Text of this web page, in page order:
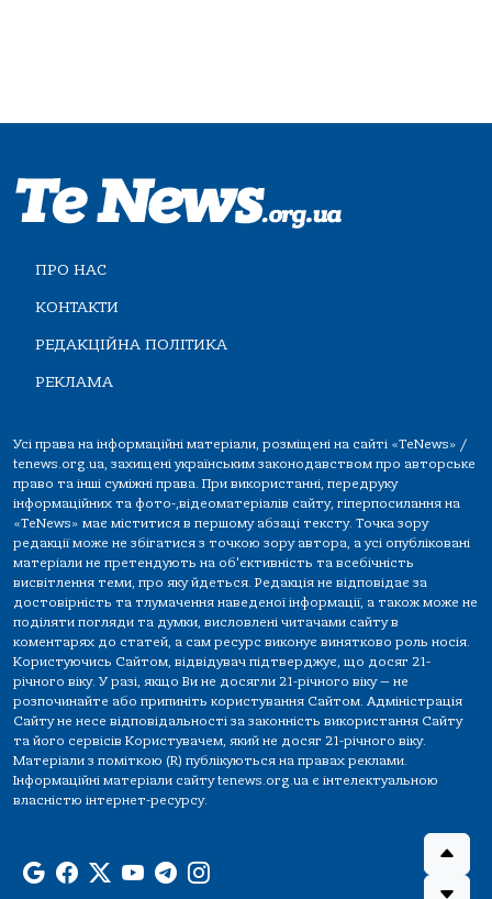
ПРО НАС
КОНТАКТИ
РЕДАКЦІЙНА ПОЛІТИКА
РЕКЛАМА
Усі права на інформаційні матеріали, розміщені на сайті «TeNews» /
tenews.org.ua, захищені українським законодавством про авторське
право та інші суміжні права. При використанні, передруку
інформаційних та фото-,відеоматеріалів сайту, гіперпосилання на
«TeNews» має міститися в першому абзаці тексту. Точка зору
редакції може не збігатися з точкою зору автора, а усі опубліковані
матеріали не претендують на об'єктивність та всебічність
висвітлення теми, про яку йдеться. Редакція не відповідає за
достовірність та тлумачення наведеної інформації, а також може не
поділяти погляди та думки, висловлені читачами сайту в
коментарях до статей, а сам ресурс виконує винятково роль носія.
Користуючись Сайтом, відвідувач підтверджує, що досяг 21-
річного віку. У разі, якщо Ви не досягли 21-річного віку — не
розпочинайте або припиніть користування Сайтом. Адміністрація
Сайту не несе відповідальності за законність використання Сайту
та його сервісів Користувачем, який не досяг 21-річного віку.
Матеріали з поміткою (R) публікуються на правах реклами.
Інформаційні матеріали сайту tenews.org.ua є інтелектуальною
власністю інтернет-ресурсу.